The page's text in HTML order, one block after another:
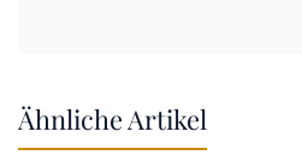
Ähnliche Artikel